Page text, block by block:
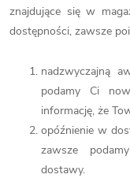
znajdujące się w
dostępności, zawsze
nadzwyczajną
podamy Ci
informację, że
opóźnienie w
zawsze
dostawy.